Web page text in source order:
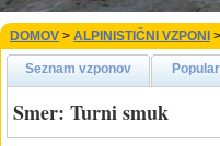
DOMOV > ALPINISTIČNI VZPONI >
Seznam vzponov
Smer: Turni smuk